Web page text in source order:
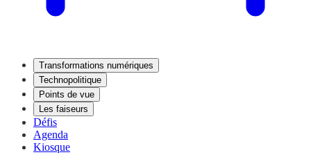
Transformations numériques
Technopolitique
Points de vue
Les faiseurs
Défis
Agenda
Kiosque